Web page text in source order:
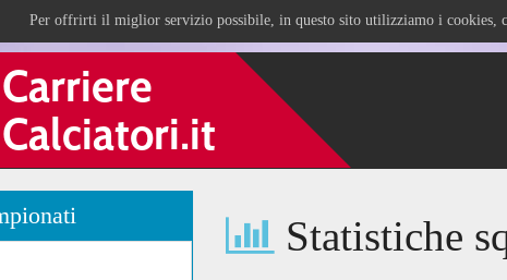
Per offrirti il miglior servizio possibile, in questo sito utilizziamo i cookies,
Statistiche